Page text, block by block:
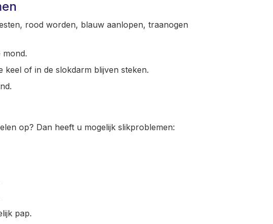
rood worden, blauw aanlopen, traanogen
mond.
keel of in de slokdarm blijven steken.
op? Dan heeft u mogelijk slikproblemen:
pap.